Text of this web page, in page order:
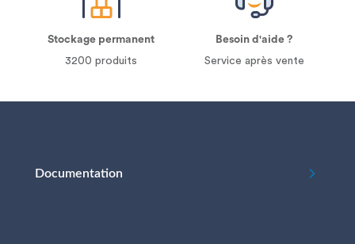
Stockage permanent
3200 produits
Besoin d'aide ?
Service après vente
Documentation